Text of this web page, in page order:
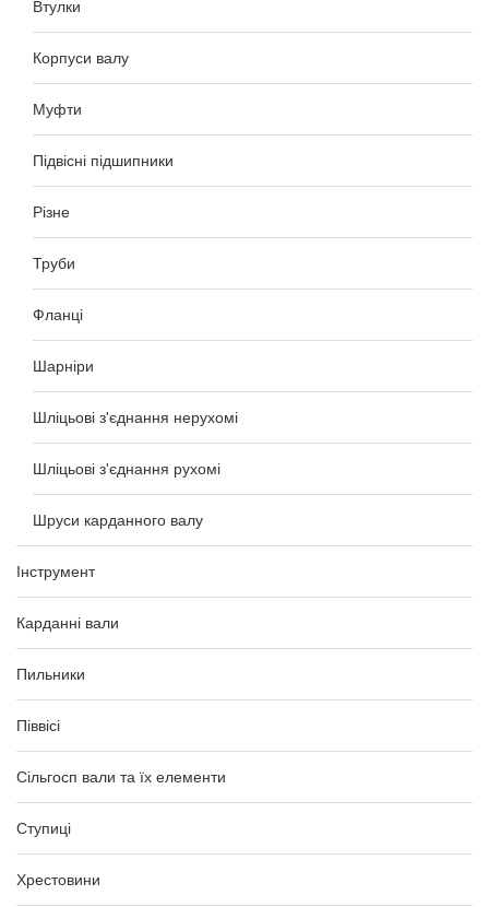
Втулки
Корпуси валу
Муфти
Підвісні підшипники
Різне
Труби
Фланці
Шарніри
Шліцьові з'єднання нерухомі
Шліцьові з'єднання рухомі
Шруси карданного валу
Інструмент
Карданні вали
Пильники
Піввісі
Сільгосп вали та їх елементи
Ступиці
Хрестовини